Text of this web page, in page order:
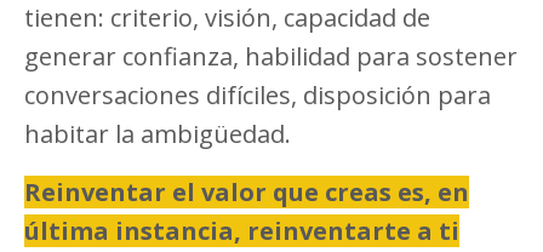
tienen: criterio, visión, capacidad de
generar confianza, habilidad para sostener
conversaciones difíciles, disposición para
habitar la ambigüedad.
Reinventar el valor que creas es, en
última instancia, reinventarte a ti